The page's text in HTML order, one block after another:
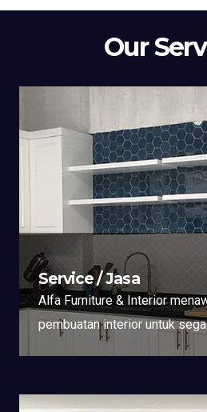
Our
Service / Jasa
Alfa Furniture & Interior
pembuatan interior untuk